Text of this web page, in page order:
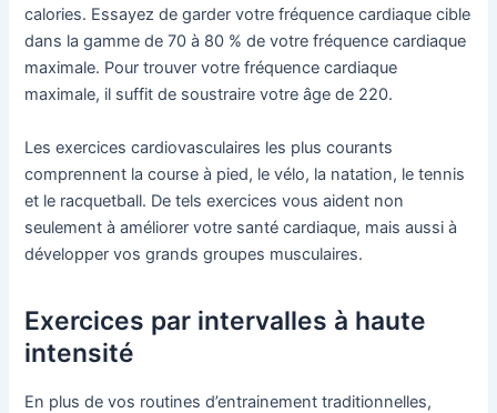
calories. Essayez de garder votre fréquence cardiaque cible
dans la gamme de 70 à 80 % de votre fréquence cardiaque
maximale. Pour trouver votre fréquence cardiaque
maximale, il suffit de soustraire votre âge de 220.
Les exercices cardiovasculaires les plus courants
comprennent la course à pied, le vélo, la natation, le tennis
et le racquetball. De tels exercices vous aident non
seulement à améliorer votre santé cardiaque, mais aussi à
développer vos grands groupes musculaires.
Exercices par intervalles à haute
intensité
En plus de vos routines d’entrainement traditionnelles,